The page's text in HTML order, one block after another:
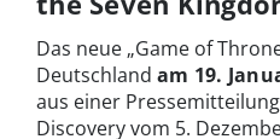
Das neue „Game of
Deutschland am 19.
aus einer
Discovery vom 5.